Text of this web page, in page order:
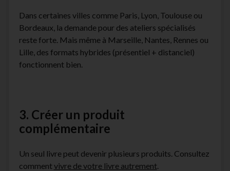
Dans certaines villes comme Paris, Lyon, Toulouse ou
Bordeaux, la demande pour des ateliers spécialisés
reste forte. Mais même à Marseille, Nantes, Rennes ou
Lille, des formats hybrides (présentiel + distanciel)
fonctionnent bien.
3. Créer un produit
complémentaire
Un seul livre peut devenir plusieurs produits. Consultez
commentvivre de votre livre autrement.